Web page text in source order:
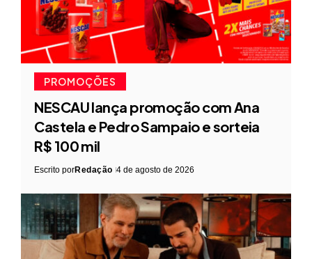
PROMOÇÕES
NESCAU lança promoção com Ana
Castela e Pedro Sampaio e sorteia
R$ 100 mil
Escrito porRedação 4 de agosto de 2026